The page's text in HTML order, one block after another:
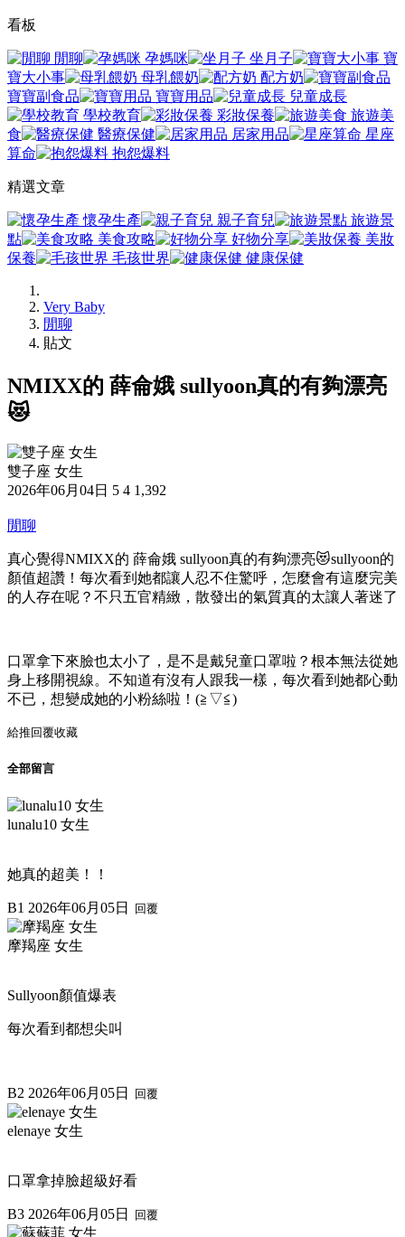
看板
閒聊 孕媽咪 坐月子
寶
寶大小事
母乳餵奶
配方奶
寶寶副食品
寶寶用品
兒童成長
學校教育
彩妝保養
旅遊美
食
醫療保健 居家用品
星座
算命
抱怨爆料
精選文章
懷孕生產 親子育兒
旅遊景
點
美食攻略 好物分享
美妝
保養
毛孩世界 健康保健
Very Baby
閒聊
貼文
NMIXX的 薛侖娥 sullyoon真的有夠漂亮
😻
雙子座 女生
2026年06月04日 5 4 1,392
閒聊
真心覺得NMIXX的 薛侖娥 sullyoon真的有夠漂亮😻sullyoon的
顏值超讚！每次看到她都讓人忍不住驚呼，怎麼會有這麼完美
的人存在呢？不只五官精緻，散發出的氣質真的太讓人著迷了
口罩拿下來臉也太小了，是不是戴兒童口罩啦？根本無法從她
身上移開視線。不知道有沒有人跟我一樣，每次看到她都心動
不已，想變成她的小粉絲啦！(≧▽≦)
給推回覆收藏
全部留言
lunalu10 女生
她真的超美！！
B1 2026年06月05日 回覆
摩羯座 女生
Sullyoon顏值爆表
每次看到都想尖叫
B2 2026年06月05日 回覆
elenaye 女生
口罩拿掉臉超級好看
B3 2026年06月05日 回覆